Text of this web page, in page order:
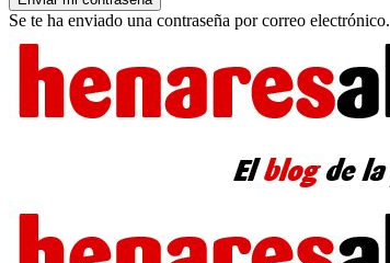
Se te ha enviado una contraseña por correo electrónico.